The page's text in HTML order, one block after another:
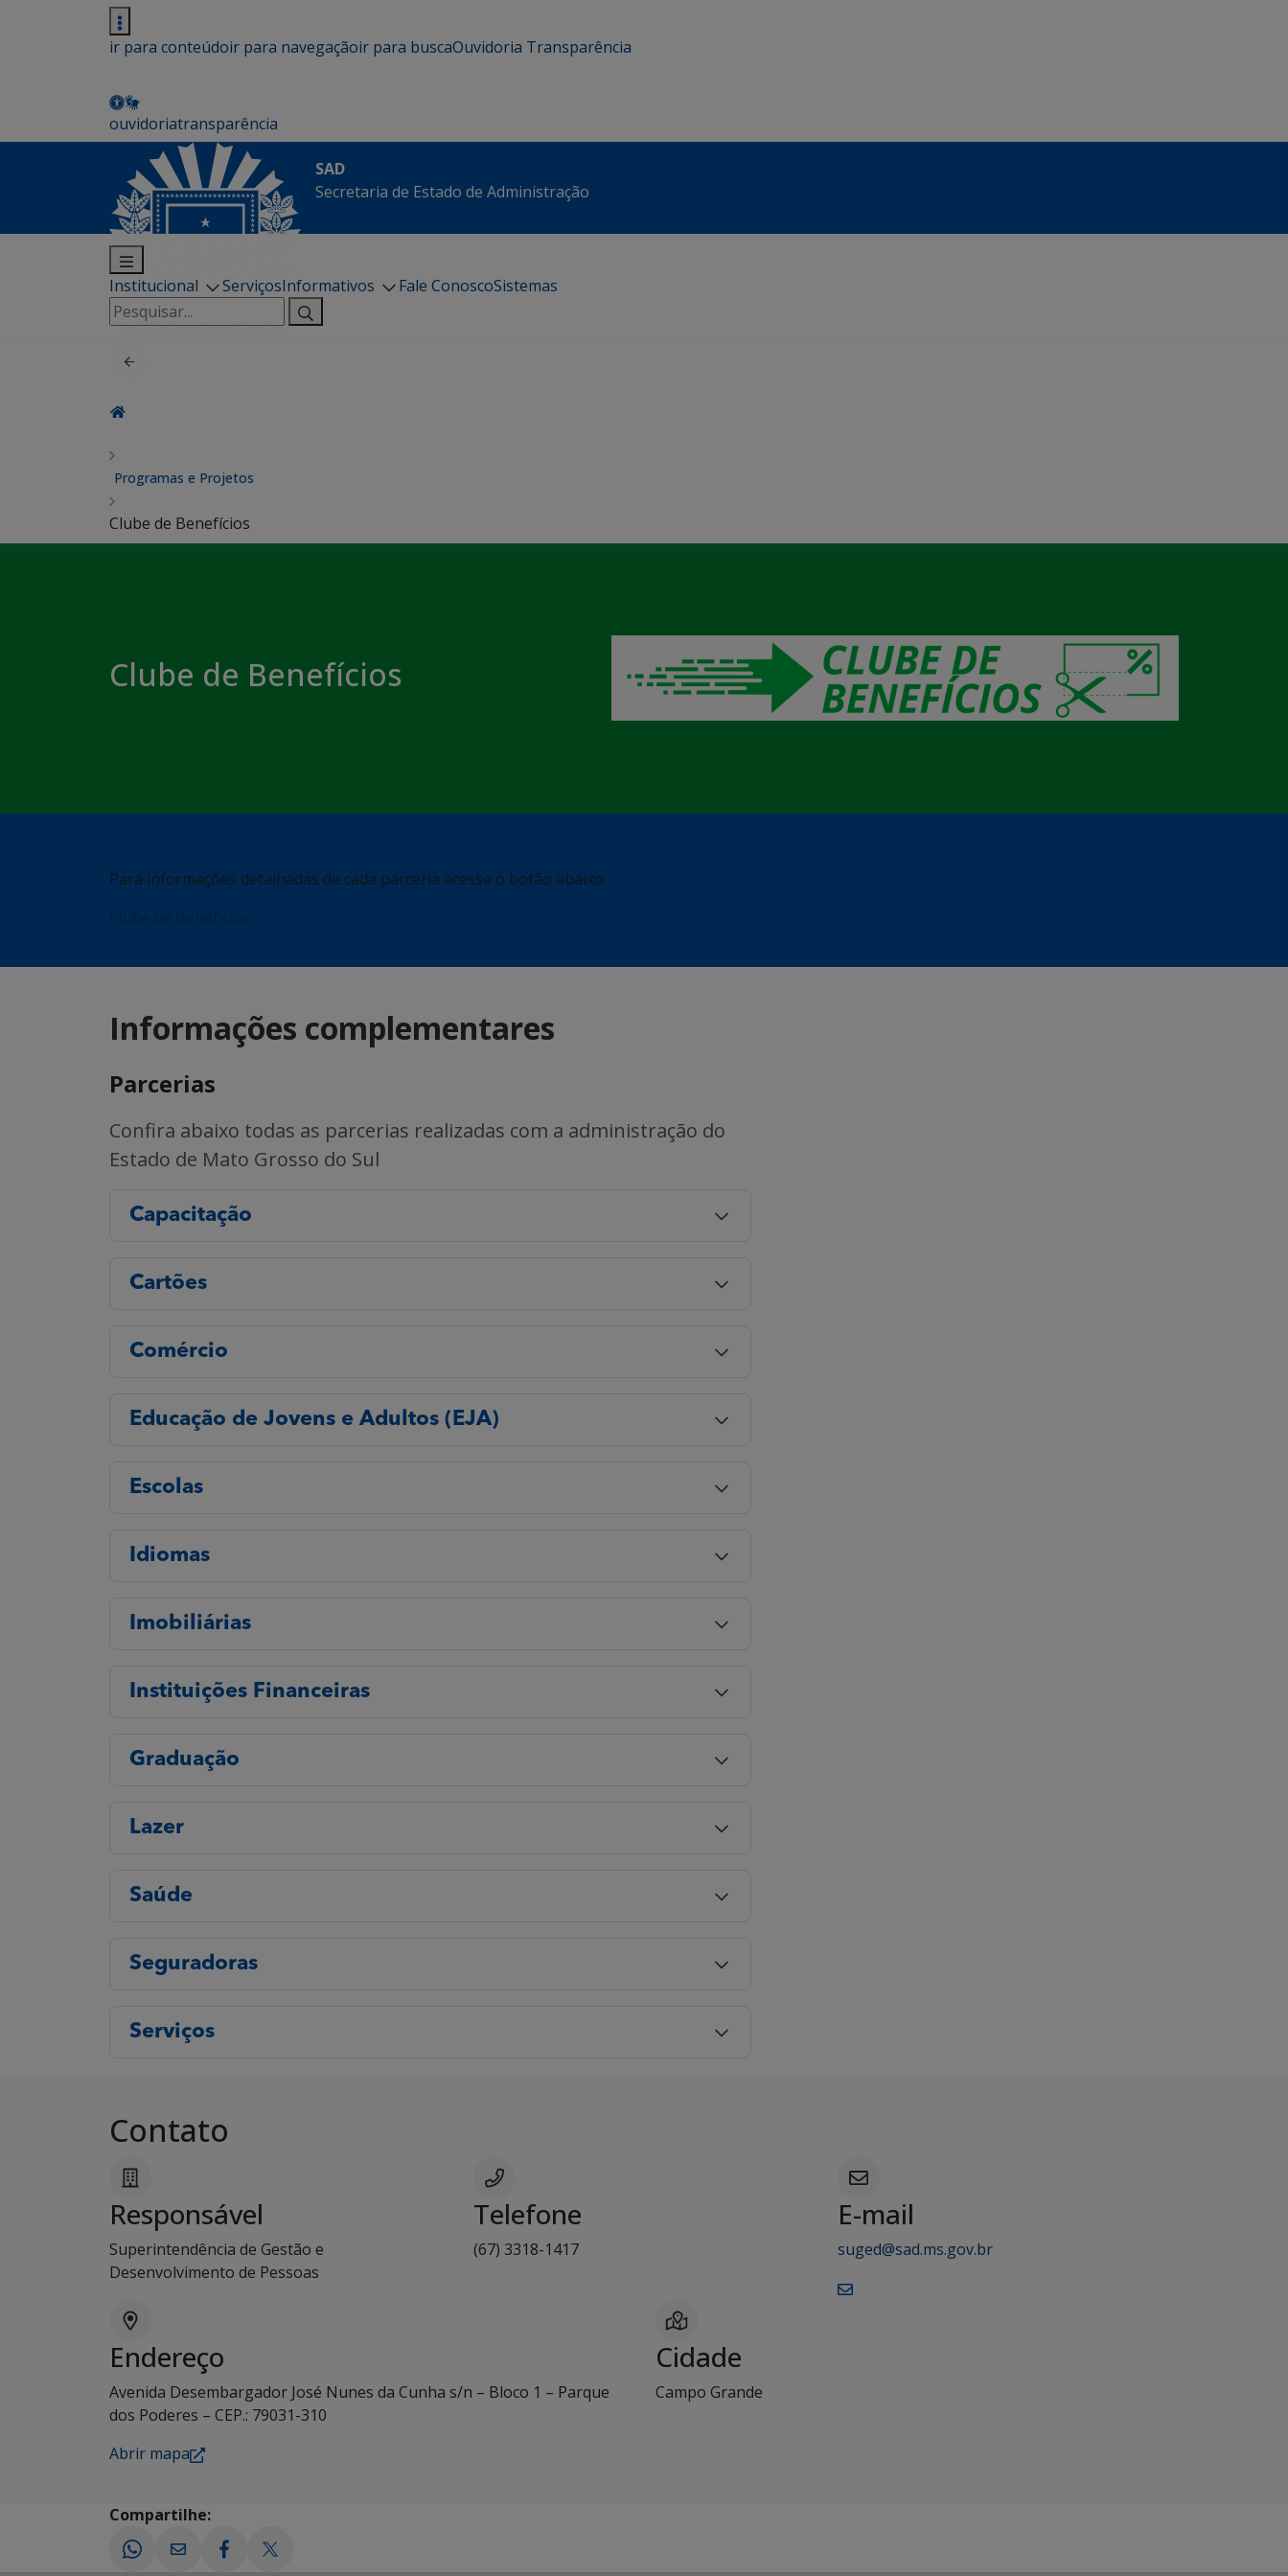
ir para conteúdoir para navegaçãoir para buscaOuvidoria Transparência
ouvidoriatransparência
SAD
Secretaria de Estado de Administração
Institucional ServiçosInformativos Fale ConoscoSistemas
Pesquisar
por:
Programas e Projetos
Clube de Benefícios
Clube de Benefícios
Para informações detalhadas de cada parceria acesse o botão abaixo:
Informações complementares
Parcerias
Confira abaixo todas as parcerias realizadas com a administração do
Estado de Mato Grosso do Sul
Capacitação
Cartões
Comércio
Educação de Jovens e Adultos (EJA)
Escolas
Idiomas
Imobiliárias
Instituições Financeiras
Graduação
Lazer
Saúde
Seguradoras
Serviços
Contato
Responsável
Superintendência de Gestão e
Desenvolvimento de Pessoas
Telefone
(67) 3318-1417
E-mail
suged@sad.ms.gov.br
Endereço
Avenida Desembargador José Nunes da Cunha s/n – Bloco 1 – Parque
dos Poderes – CEP.: 79031-310
Abrir mapa
Cidade
Campo Grande
Compartilhe: